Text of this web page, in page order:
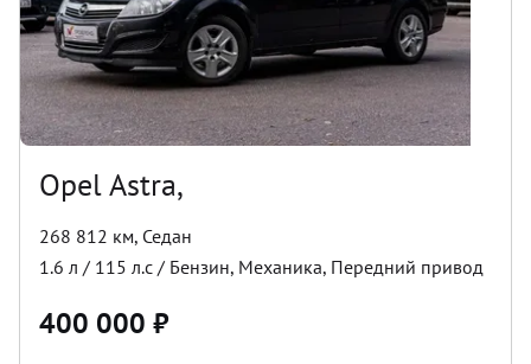
Opel Astra,
268 812 км, Седан
1.6 л / 115 л.с / Бензин, Механика, Передний привод
400 000 ₽